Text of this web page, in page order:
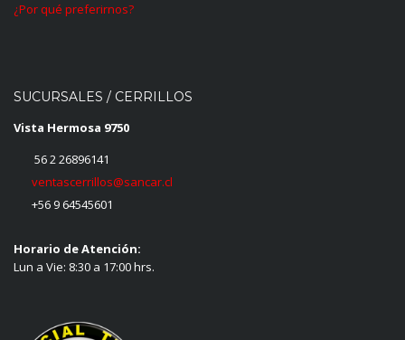
¿Por qué preferirnos?
SUCURSALES / CERRILLOS
Vista Hermosa 9750
56 2 26896141
ventascerrillos@sancar.cl
+56 9 64545601
Horario de Atención:
Lun a Vie: 8:30 a 17:00 hrs.